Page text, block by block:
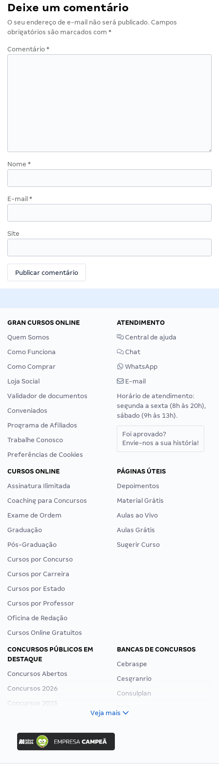
Deixe um comentário
O seu endereço de e-mail não será publicado. Campos
obrigatórios são marcados com *
Comentário *
Nome *
E-mail *
Site
GRAN CURSOS ONLINE
Quem Somos
Como Funciona
Como Comprar
Loja Social
Validador de documentos
Conveniados
Programa de Afiliados
Trabalhe Conosco
Preferências de Cookies
ATENDIMENTO
Central de ajuda
Chat
WhatsApp
E-mail
Horário de atendimento:
segunda a sexta (8h às 20h),
sábado (9h às 13h).
Foi aprovado?
Envie-nos a sua história!
CURSOS ONLINE
Assinatura Ilimitada
Coaching para Concursos
Exame de Ordem
Graduação
Pós-Graduação
Cursos por Concurso
Cursos por Carreira
Cursos por Estado
Cursos por Professor
Oficina de Redação
Cursos Online Gratuitos
PÁGINAS ÚTEIS
Depoimentos
Material Grátis
Aulas ao Vivo
Aulas Grátis
Sugerir Curso
CONCURSOS PÚBLICOS EM
DESTAQUE
Concursos Abertos
Concursos 2026
Concursos 2025
Concurso Ibama
Concurso MPU
Editais publicados
BANCAS DE CONCURSOS
Cebraspe
Cesgranrio
Consulplan
Veja mais